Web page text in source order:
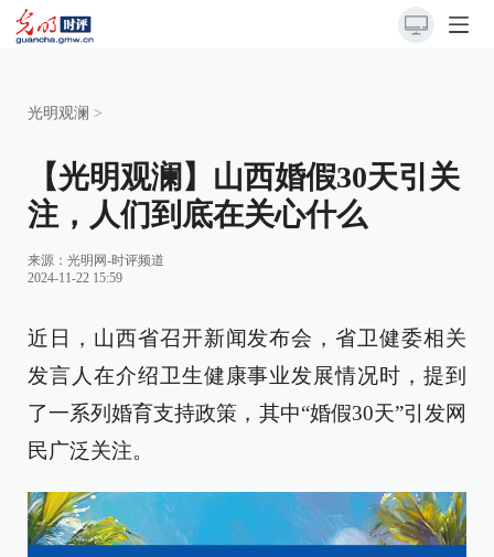
光明观澜 >
【光明观澜】山西婚假30天引关
注，人们到底在关心什么
来源： 光明网-时评频道
2024-11-22 15:59
近日，山西省召开新闻发布会，省卫健委相关
发言人在介绍卫生健康事业发展情况时，提到
了一系列婚育支持政策，其中“婚假30天”引发网
民广泛关注。